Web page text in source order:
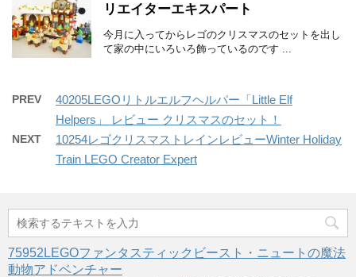
リエイターエキスパート
今月に入ってからレゴのクリスマスのセットを出し
て家の中にいろいろ飾っているのです ...
PREV
40205LEGOリトルエルフヘルパー「Little Elf
Helpers」 レビュー クリスマスのセット！
NEXT
10254レゴクリスマストレインレビューWinter Holiday
Train LEGO Creator Expert
75952LEGOファンタスティックビースト・ニュートの魔法
動物アドベンチャー